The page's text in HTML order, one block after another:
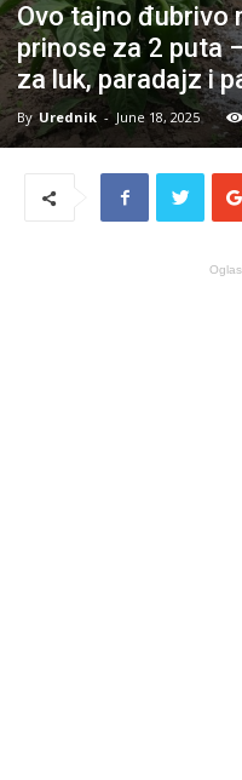
Ovo tajno đubrivo
prinose za 2 puta
za luk, paradajz i
By Urednik - June 18, 2025